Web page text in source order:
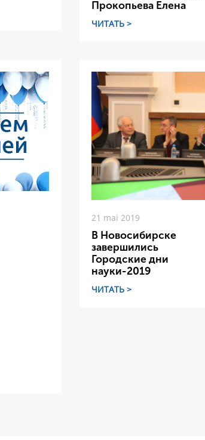
Прокопьева Елена
ЧИТАТЬ >
21 mai 2019
В Новосибирске
завершились
Городские дни
науки-2019
ЧИТАТЬ >